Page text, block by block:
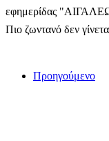
εφημερίδας
Πιο ζωντανό δεν
Προηγούμενο